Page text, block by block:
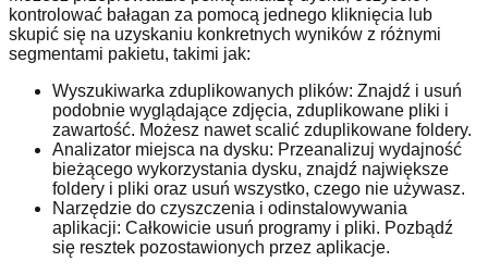
kontrolować bałagan za pomocą jednego kliknięcia lub
skupić się na uzyskaniu konkretnych wyników z różnymi
segmentami pakietu, takimi jak:
Wyszukiwarka zduplikowanych plików: Znajdź i usuń
podobnie wyglądające zdjęcia, zduplikowane pliki i
zawartość. Możesz nawet scalić zduplikowane foldery.
Analizator miejsca na dysku: Przeanalizuj wydajność
bieżącego wykorzystania dysku, znajdź największe
foldery i pliki oraz usuń wszystko, czego nie używasz.
Narzędzie do czyszczenia i odinstalowywania
aplikacji: Całkowicie usuń programy i pliki. Pozbądź
się resztek pozostawionych przez aplikacje.